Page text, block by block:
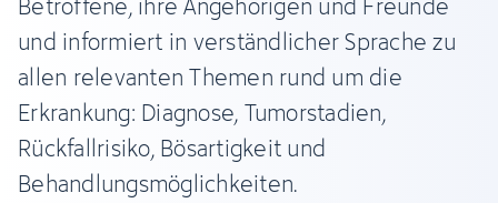
und informiert in verständlicher Sprache zu
allen relevanten Themen rund um die
Erkrankung: Diagnose, Tumorstadien,
Rückfallrisiko, Bösartigkeit und
Behandlungsmöglichkeiten.